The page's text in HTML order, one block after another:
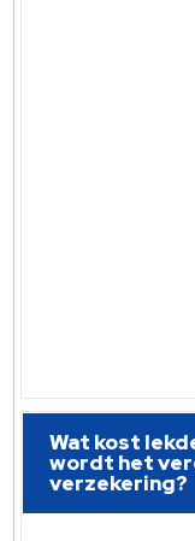
Wat kost
wordt het
verzekering?